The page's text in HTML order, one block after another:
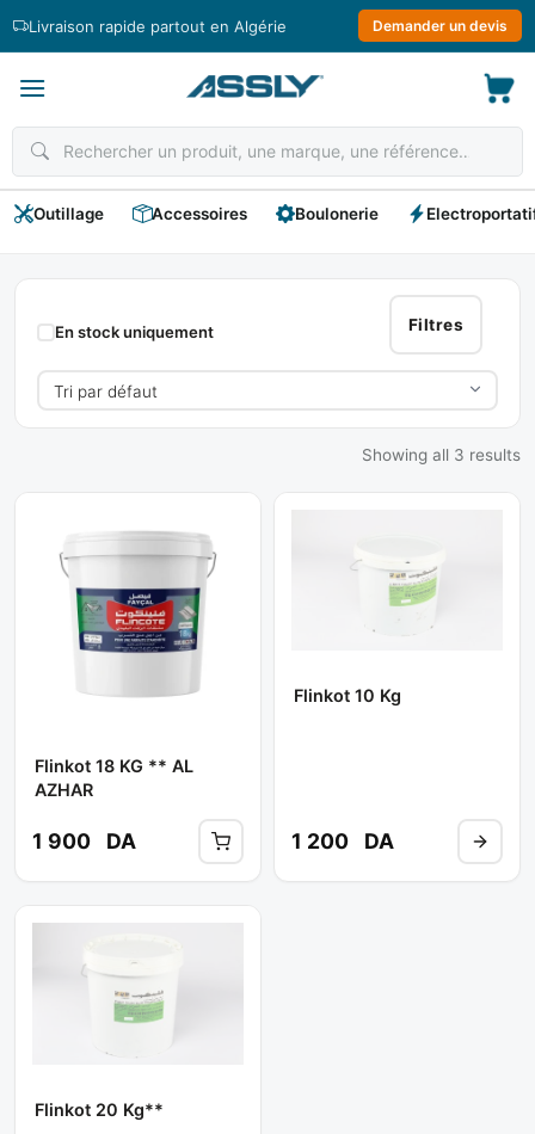
Livraison rapide partout en Algérie Demander un devis
Outillage Accessoires Boulonerie
Flinkot
Filtres
En stock uniquement
Showing all 3 results
Flinkot 18 KG ** AL
AZHAR
1 900 DA
Flinkot 10 Kg
1 200 DA
Flinkot 20 Kg**